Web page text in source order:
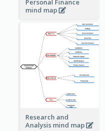
Personal Finance
mind map
Research and
Analysis mind map